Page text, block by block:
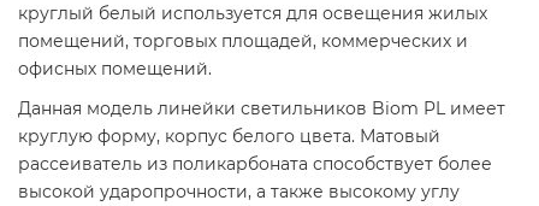
круглый белый используется для освещения жилых
помещений, торговых площадей, коммерческих и
офисных помещений.
Данная модель линейки светильников Biom PL имеет
круглую форму, корпус белого цвета. Матовый
рассеиватель из поликарбоната способствует более
высокой ударопрочности, а также высокому углу